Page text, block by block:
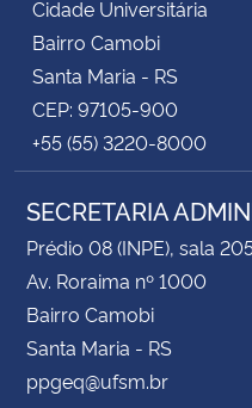
Cidade Universitária
Bairro Camobi
Santa Maria - RS
CEP: 97105-900
+55 (55) 3220-8000
SECRETARIA
Prédio 08 (INPE), sala
Av. Roraima nº 1000
Bairro Camobi
Santa Maria - RS
ppgeq@ufsm.br